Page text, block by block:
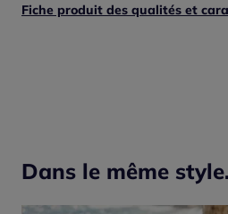
Fiche produit des qualités et
Dans le même